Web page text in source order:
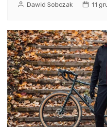
Dawid Sobczak 11